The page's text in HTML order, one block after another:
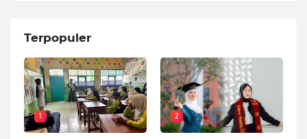
Terpopuler
1 2